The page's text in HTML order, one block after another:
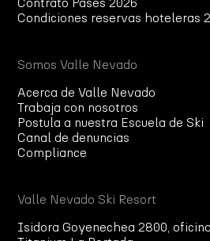
Condiciones reservas hoteleras
Somos Valle Nevado
Acerca de Valle Nevado
Trabaja con nosotros
Postula a nuestra Escuela de Ski
Canal de denuncias
Compliance
Valle Nevado Ski Resort
Isidora Goyenechea 2800,